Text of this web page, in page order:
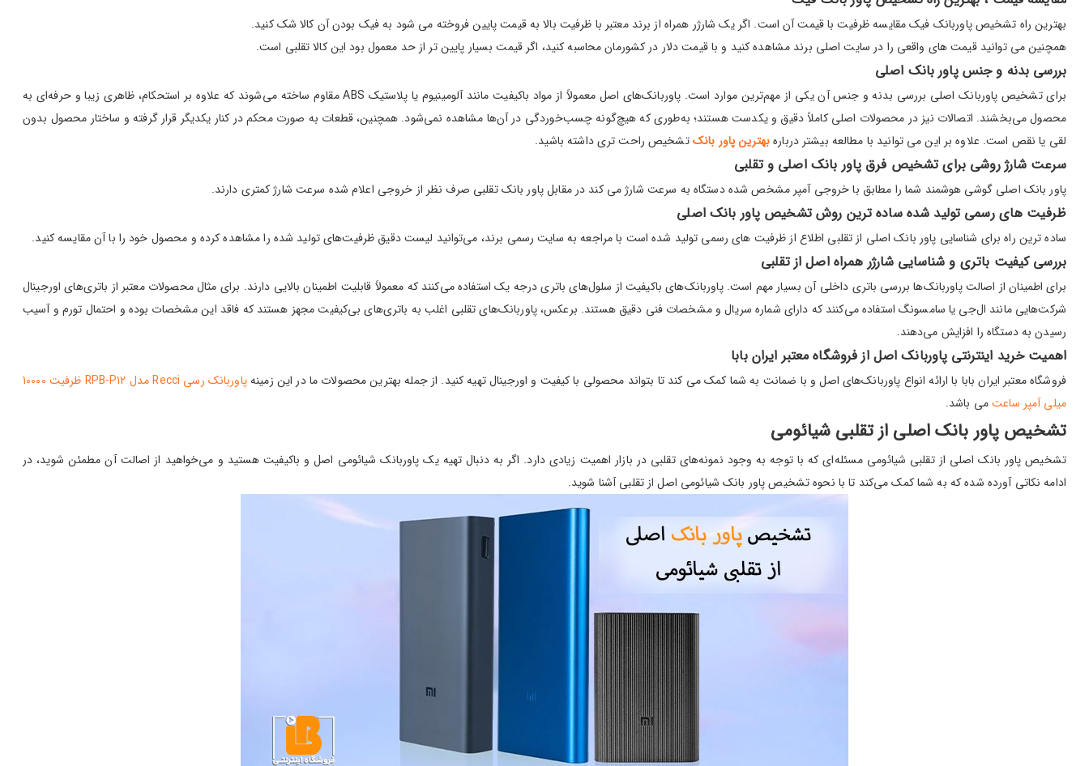
بهترین راه تشخیص پاوربانک فیک مقایسه ظرفیت با قیمت آن است. اگر یک شارژر همراه از برند معتبر با ظرفیت بالا به قیمت پایین فروخته می شود به فیک بودن آن کالا شک کنید.
همچنین می توانید قیمت های واقعی را در سایت اصلی برند مشاهده کنید و با قیمت دلار در کشورمان محاسبه کنید، اگر قیمت بسیار پایین تر از حد معمول بود این کالا تقلبی است.
بررسی بدنه و جنس پاور بانک اصلی
برای تشخیص پاوربانک اصلی بررسی بدنه و جنس آن یکی از مهم‌ترین موارد است. پاوربانک‌های اصل معمولاً از مواد باکیفیت مانند آلومینیوم یا پلاستیک ABS مقاوم ساخته می‌شوند که علاوه بر استحکام، ظاهری زیبا و حرفه‌ای به
محصول می‌بخشند. اتصالات نیز در محصولات اصلی کاملاً دقیق و یکدست هستند؛ به‌طوری که هیچ‌گونه چسب‌خوردگی در آن‌ها مشاهده نمی‌شود. همچنین، قطعات به صورت محکم در کنار یکدیگر قرار گرفته و ساختار محصول بدون
لقی یا نقص است. علاوه بر این می توانید با مطالعه بیشتر دربارهبهترین پاور بانکتشخیص راحت تری داشته باشید.
سرعت شارژ روشی برای تشخیص فرق پاور بانک اصلی و تقلبی
پاور بانک اصلی گوشی هوشمند شما را مطابق با خروجی آمپر مشخص شده دستگاه به سرعت شارژ می کند در مقابل پاور بانک تقلبی صرف نظر از خروجی اعلام شده سرعت شارژ کمتری دارند.
ظرفیت های رسمی تولید شده ساده ترین روش تشخیص پاور بانک اصلی
ساده ترین راه برای شناسایی پاور بانک اصلی از تقلبی اطلاع از ظرفیت های رسمی تولید شده است با مراجعه به سایت رسمی برند، می‌توانید لیست دقیق ظرفیت‌های تولید شده را مشاهده کرده و محصول خود را با آن مقایسه کنید.
بررسی کیفیت باتری و شناسایی شارژر همراه اصل از تقلبی
برای اطمینان از اصالت پاوربانک‌ها بررسی باتری داخلی آن بسیار مهم است. پاوربانک‌های باکیفیت از سلول‌های باتری درجه یک استفاده می‌کنند که معمولاً قابلیت اطمینان بالایی دارند. برای مثال محصولات معتبر از باتری‌های اورجینال
شرکت‌هایی مانند ال‌جی یا سامسونگ استفاده می‌کنند که دارای شماره سریال و مشخصات فنی دقیق هستند. برعکس، پاوربانک‌های تقلبی اغلب به باتری‌های بی‌کیفیت مجهز هستند که فاقد این مشخصات بوده و احتمال تورم و آسیب
رسیدن به دستگاه را افزایش می‌دهند.
اهمیت خرید اینترنتی پاوربانک اصل از فروشگاه معتبر ایران بابا
فروشگاه معتبر ایران بابا با ارائه انواع پاوربانک‌های اصل و با ضمانت به شما کمک می کند تا بتواند محصولی با کیفیت و اورجینال تهیه کنید. از جمله بهترین محصولات ما در این زمینه
پاوربانک رسی Recci مدل RPB-P12 ظرفیت 10000
میلی آمپر ساعتمی باشد.
تشخیص پاور بانک اصلی از تقلبی شیائومی
تشخیص پاور بانک اصلی از تقلبی شیائومی مسئله‌ای که با توجه به وجود نمونه‌های تقلبی در بازار اهمیت زیادی دارد. اگر به دنبال تهیه یک پاوربانک شیائومی اصل و باکیفیت هستید و می‌خواهید از اصالت آن مطمئن شوید، در
ادامه نکاتی آورده شده که به شما کمک می‌کند تا با نحوه تشخیص پاور بانک شیائومی اصل از تقلبی آشنا شوید.